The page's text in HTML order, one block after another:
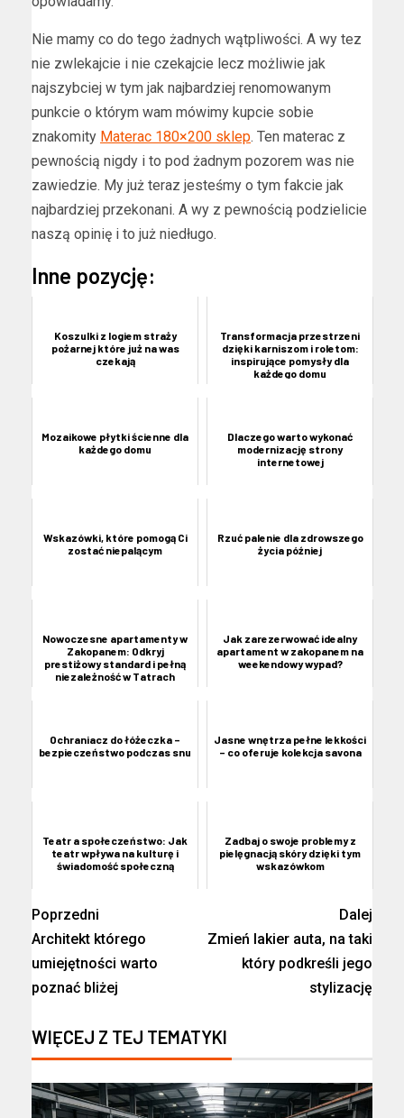
Nie mamy co do tego żadnych wątpliwości. A wy tez
nie zwlekajcie i nie czekajcie lecz możliwie jak
najszybciej w tym jak najbardziej renomowanym
punkcie o którym wam mówimy kupcie sobie
znakomity Materac 180×200 sklep. Ten materac z
pewnością nigdy i to pod żadnym pozorem was nie
zawiedzie. My już teraz jesteśmy o tym fakcie jak
najbardziej przekonani. A wy z pewnością podzielicie
naszą opinię i to już niedługo.
Inne pozycję:
Koszulki z logiem straży
pożarnej które już na was
czekają
Transformacja przestrzeni
dzięki karniszom i roletom:
inspirujące pomysły dla
każdego domu
Mozaikowe płytki ścienne dla
każdego domu
Dlaczego warto wykonać
modernizację strony
internetowej
Wskazówki, które pomogą Ci
zostać niepalącym
Rzuć palenie dla zdrowszego
życia później
Nowoczesne apartamenty w
Zakopanem: Odkryj
prestiżowy standard i pełną
niezależność w Tatrach
Jak zarezerwować idealny
apartament w zakopanem na
weekendowy wypad?
Ochraniacz do łóżeczka –
bezpieczeństwo podczas snu
Jasne wnętrza pełne lekkości
– co oferuje kolekcja savona
Teatr a społeczeństwo: Jak
teatr wpływa na kulturę i
świadomość społeczną
Zadbaj o swoje problemy z
pielęgnacją skóry dzięki tym
wskazówkom
Poprzedni
Architekt którego
umiejętności warto
poznać bliżej
Dalej
Zmień lakier auta, na taki
który podkreśli jego
stylizację
WIĘCEJ Z TEJ TEMATYKI